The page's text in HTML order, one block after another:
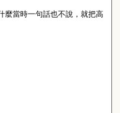
麼當時一句話也不說，就把高